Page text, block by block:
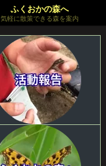
ふくおかの森へ
気軽に散策できる森を案内